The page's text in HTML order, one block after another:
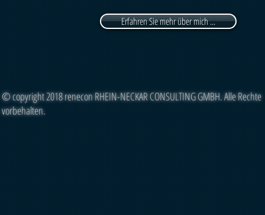
Erfahren Sie mehr über mich ...
© copyright 2018 renecon RHEIN-NECKAR CONSULTING GMBH. Alle Rechte
vorbehalten.